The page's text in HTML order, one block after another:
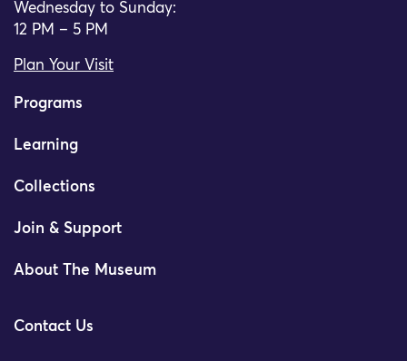
Wednesday to Sunday:
12 PM – 5 PM
Plan Your Visit
Programs
Learning
Collections
Join & Support
About The Museum
Contact Us